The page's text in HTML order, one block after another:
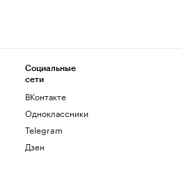
Социальные
сети
ВКонтакте
Одноклассники
Telegram
Дзен